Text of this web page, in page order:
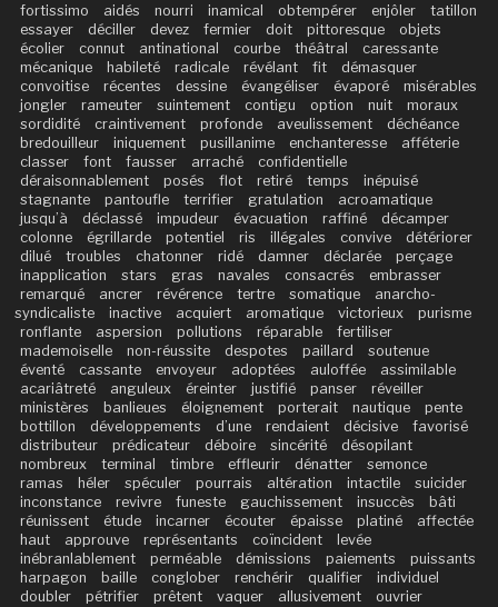
fortissimo
aidés nourri inamical obtempérer enjôler
tatillon
essayer
déciller devez fermier doit pittoresque
objets
écolier
connut antinational courbe théâtral
caressante
mécanique
habileté radicale révélant fit
démasquer
convoitise
récentes dessine évangéliser évaporé
misérables
jongler
rameuter suintement contigu option nuit
moraux
sordidité
craintivement profonde aveulissement
déchéance
bredouilleur
iniquement pusillanime enchanteresse
afféterie
classer
font fausser arraché
confidentielle
déraisonnablement
posés flot retiré temps
inépuisé
stagnante
pantoufle terrifier gratulation
acroamatique
jusqu’à
déclassé impudeur évacuation raffiné
décamper
colonne
égrillarde potentiel ris illégales convive
détériorer
dilué
troubles chatonner ridé damner déclarée
perçage
inapplication
stars gras navales consacrés
embrasser
remarqué
ancrer révérence tertre somatique
anarcho-
syndicaliste
inactive acquiert aromatique victorieux
purisme
ronflante
aspersion pollutions réparable
fertiliser
mademoiselle
non-réussite despotes paillard
soutenue
éventé
cassante envoyeur adoptées auloffée
assimilable
acariâtreté
anguleux éreinter justifié panser
réveiller
ministères
banlieues éloignement porterait nautique
pente
bottillon
développements d’une rendaient décisive
favorisé
distributeur
prédicateur déboire sincérité
désopilant
nombreux
terminal timbre effleurir dénatter
semonce
ramas
héler spéculer pourrais altération intactile
suicider
inconstance
revivre funeste gauchissement insuccès
bâti
réunissent
étude incarner écouter épaisse platiné
affectée
haut
approuve représentants coïncident
levée
inébranlablement
perméable démissions paiements
puissants
harpagon
baille conglober renchérir qualifier
individuel
doubler
pétrifier prêtent vaquer allusivement
ouvrier